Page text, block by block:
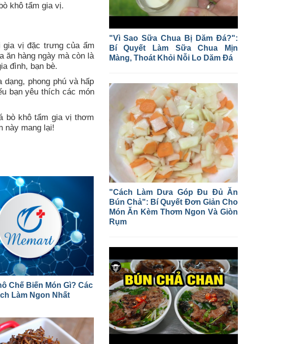
khô tẩm gia vị.
vị đặc trưng của ẩm
ăn hàng ngày mà còn là
đình, bạn bè.
phong phú và hấp
bạn yêu thích các món
bò khô tẩm gia vị thơm
này mang lại!
Chế Biến Món Gì? Các
Làm Ngon Nhất
"Vì Sao Sữa Chua Bị Dăm Đá?":
Bí Quyết Làm Sữa Chua Mịn
Màng, Thoát Khỏi Nỗi Lo Dăm Đá
"Cách Làm Dưa Góp Đu Đủ Ăn
Bún Chả": Bí Quyết Đơn Giản Cho
Món Ăn Kèm Thơm Ngon Và Giòn
Rụm